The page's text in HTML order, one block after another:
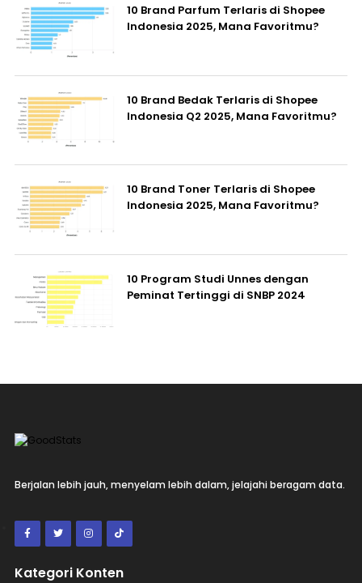
10 Brand Parfum Terlaris di Shopee
Indonesia 2025, Mana Favoritmu?
10 Brand Bedak Terlaris di Shopee
Indonesia Q2 2025, Mana Favoritmu?
10 Brand Toner Terlaris di Shopee
Indonesia 2025, Mana Favoritmu?
10 Program Studi Unnes dengan
Peminat Tertinggi di SNBP 2024
Berjalan lebih jauh, menyelam lebih dalam, jelajahi beragam data.
Kategori Konten